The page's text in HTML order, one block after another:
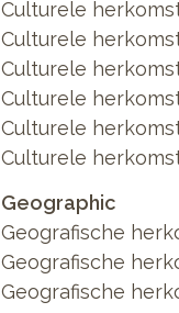
Culturele
Culturele
Culturele
Culturele
Culturele
Culturele
Geographic
Geografische
Geografische
Geografische